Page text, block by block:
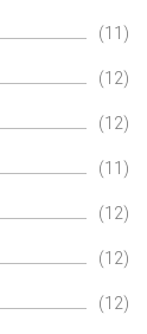
(11)
(12)
(12)
(11)
(12)
(12)
(12)